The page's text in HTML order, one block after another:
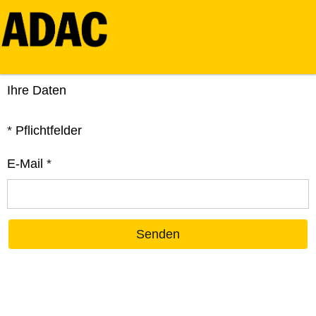
Ihre Daten
* Pflichtfelder
E-Mail *
Senden